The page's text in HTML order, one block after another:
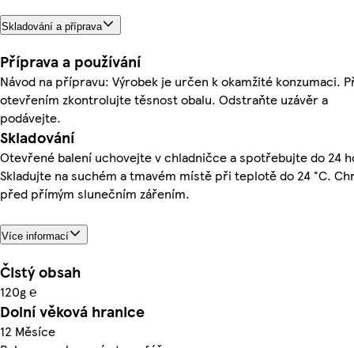
Skladování a příprava
Příprava a používání
Návod na přípravu: Výrobek je určen k okamžité konzumaci.
otevřením zkontrolujte těsnost obalu. Odstraňte uzávěr a
podávejte.
Skladování
Otevřené balení uchovejte v chladničce a spotřebujte do 24
Skladujte na suchém a tmavém místě při teplotě do 24 °C.
před přímým slunečním zářením.
Více informací
Čistý obsah
120g ℮
Dolní věková hranice
12 Měsíce